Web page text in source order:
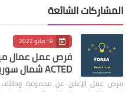
المشاركات الشائعة
19 مايو 2022
فرص عمل عمال
ACTED شمال سوريا
فرص عمل الإعلان عن مجموعة وظائف